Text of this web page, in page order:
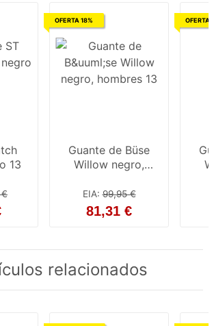
13
€
OFERTA 18%
Guante de Büse
Willow negro,
EIA:99,95 €
81,31 €
OFERTA
relacionados